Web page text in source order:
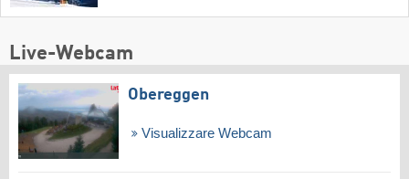
Live-Webcam
Obereggen
Visualizzare Webcam